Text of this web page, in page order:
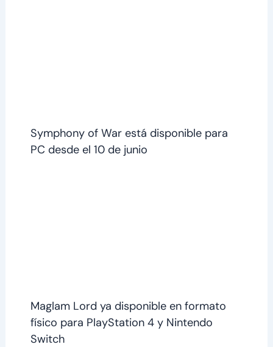
Symphony of War está disponible para
PC desde el 10 de junio
Maglam Lord ya disponible en formato
físico para PlayStation 4 y Nintendo
Switch